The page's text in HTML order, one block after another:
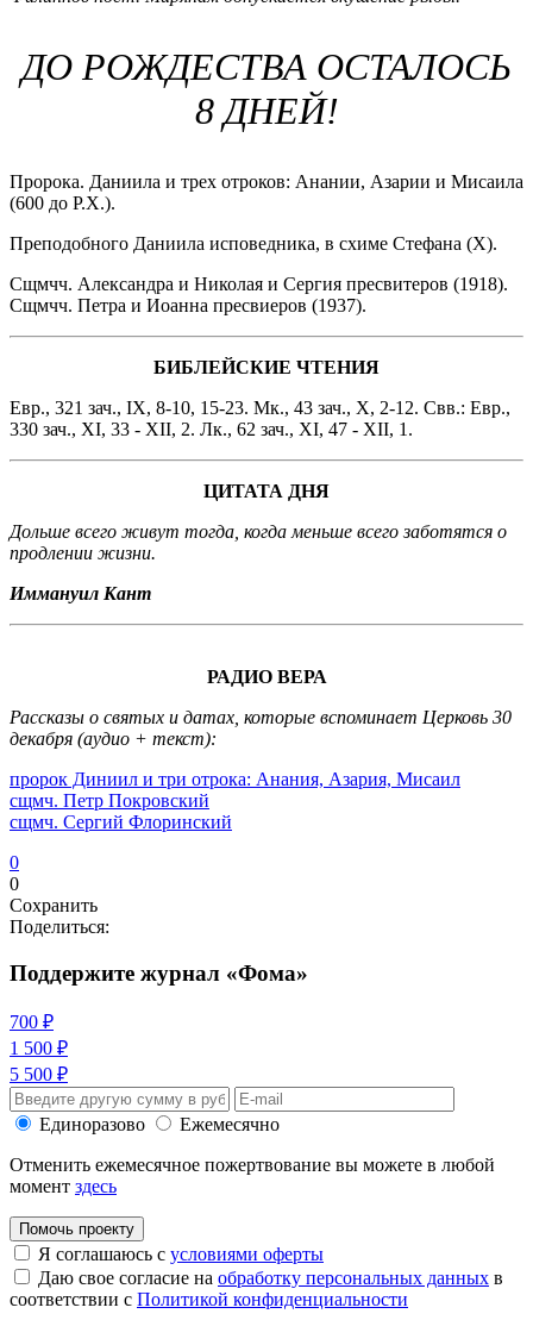
ДО РОЖДЕСТВА ОСТАЛОСЬ
8 ДНЕЙ!
Пророка. Даниила и трех отроков: Анании, Азарии и Мисаила
(600 до Р.Х.).
Преподобного Даниила исповедника, в схиме Стефана (X).
Сщмчч. Александра и Николая и Сергия пресвитеров (1918).
Сщмчч. Петра и Иоанна пресвиеров (1937).
БИБЛЕЙСКИЕ ЧТЕНИЯ
Евр., 321 зач., IX, 8-10, 15-23. Мк., 43 зач., X, 2-12. Свв.: Евр.,
330 зач., XI, 33 - XII, 2. Лк., 62 зач., XI, 47 - XII, 1.
ЦИТАТА ДНЯ
Дольше всего живут тогда, когда меньше всего заботятся о
продлении жизни.
Иммануил Кант
РАДИО ВЕРА
Рассказы о святых и датах, которые вспоминает Церковь 30
декабря (аудио + текст):
пророк Диниил и три отрока: Анания, Азария, Мисаил
сщмч. Петр Покровский
сщмч. Сергий Флоринский
0
0
Сохранить
Поделиться:
Поддержите журнал «Фома»
700 ₽
1 500 ₽
5 500 ₽
Единоразово
Ежемесячно
Отменить ежемесячное пожертвование вы можете в любой
момент здесь
Помочь проекту
Я соглашаюсь с условиями оферты
Даю свое согласие на обработку персональных данных в
соответствии с Политикой конфиденциальности